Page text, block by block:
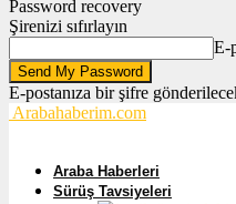
Password recovery
Şirenizi sıfırlayın
E-
E-postanıza bir şifre
Arabahaberim.com
Araba Haberleri
Sürüş Tavsiyeleri